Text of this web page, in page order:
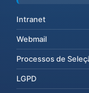
Intranet
Webmail
Processos de
LGPD